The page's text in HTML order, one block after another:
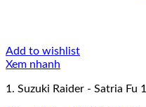
Add to wishlist
Xem nhanh
1. Suzuki Raider - Satria Fu